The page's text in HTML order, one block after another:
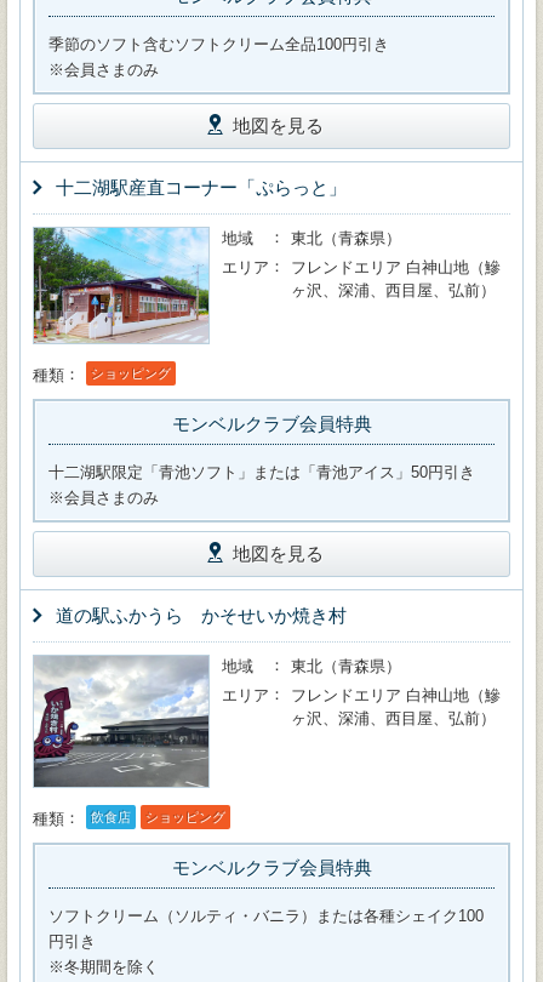
季節のソフト含むソフトクリーム全品100円引き
※会員さまのみ
地図を見る
十二湖駅産直コーナー「ぷらっと」
地域
東北（青森県）
エリア
フレンドエリア 白神山地（鰺
ヶ沢、深浦、西目屋、弘前）
種類 ショッピング
モンベルクラブ会員特典
十二湖駅限定「青池ソフト」または「青池アイス」50円引き
※会員さまのみ
地図を見る
道の駅ふかうら かそせいか焼き村
地域
東北（青森県）
エリア
フレンドエリア 白神山地（鰺
ヶ沢、深浦、西目屋、弘前）
種類 飲食店 ショッピング
モンベルクラブ会員特典
ソフトクリーム（ソルティ・バニラ）または各種シェイク100
円引き
※冬期間を除く